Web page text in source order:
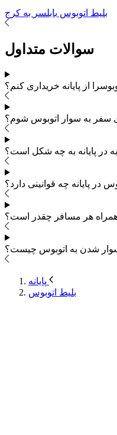
بلیط اتوبوس بابلسر به کرج
سوالات متداول
را از پایانه خریداری کنم؟
سفر به سوار اتوبوس شوم؟
به در پایانه به چه شکل است؟
در پایانه چه قوانینی دارد؟
همراه هر مسافر چقدر است؟
شدن به اتوبوس چیست؟
بلیط اتوبوس